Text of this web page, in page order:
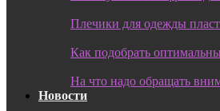
Плечики для одежды
Как подобрать
На что надо обращать
Новости